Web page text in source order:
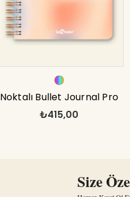
Noktalı Bullet Journal Pro
Defter Aura A5
₺415,00
Size